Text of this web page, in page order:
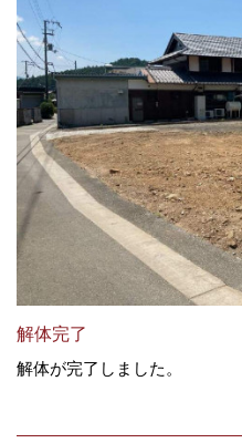
解体完了
解体が完了しました。